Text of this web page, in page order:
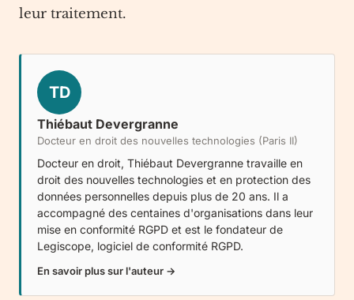
leur traitement.
TD
Thiébaut Devergranne
Docteur en droit des nouvelles technologies (Paris II)
Docteur en droit, Thiébaut Devergranne travaille en
droit des nouvelles technologies et en protection des
données personnelles depuis plus de 20 ans. Il a
accompagné des centaines d'organisations dans leur
mise en conformité RGPD et est le fondateur de
Legiscope, logiciel de conformité RGPD.
En savoir plus sur l'auteur →